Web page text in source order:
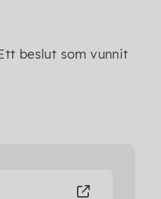
beslut som vunnit